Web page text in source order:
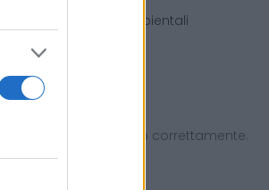
e delle condizioni ambientali
che sia posizionato correttamente.
del produttore.